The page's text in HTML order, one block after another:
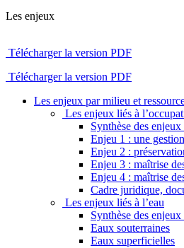
Les enjeux
Télécharger la version PDF
Télécharger la version PDF
Les enjeux par milieu et
Les enjeux liés à
Synthèse des enjeux
Enjeu 1 : une
Enjeu 2 :
Enjeu 3 : maîtrise
Enjeu 4 : maîtrise
Cadre juridique,
Les enjeux liés à l’eau
Synthèse des
Eaux souterraines
Eaux superficielles